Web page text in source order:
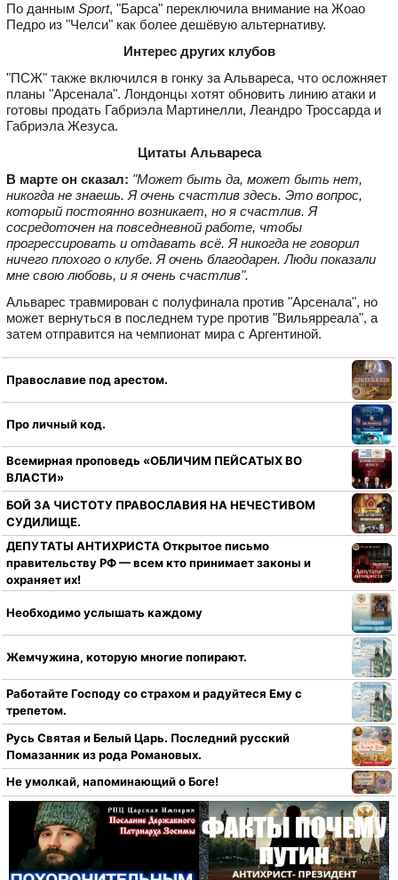
По данным Sport, "Барса" переключила внимание на Жоао
Педро из "Челси" как более дешёвую альтернативу.
Интерес других клубов
"ПСЖ" также включился в гонку за Альвареса, что осложняет
планы "Арсенала". Лондонцы хотят обновить линию атаки и
готовы продать Габриэла Мартинелли, Леандро Троссарда и
Габриэла Жезуса.
Цитаты Альвареса
В марте он сказал: "Может быть да, может быть нет,
никогда не знаешь. Я очень счастлив здесь. Это вопрос,
который постоянно возникает, но я счастлив. Я
сосредоточен на повседневной работе, чтобы
прогрессировать и отдавать всё. Я никогда не говорил
ничего плохого о клубе. Я очень благодарен. Люди показали
мне свою любовь, и я очень счастлив".
Альварес травмирован с полуфинала против "Арсенала", но
может вернуться в последнем туре против "Вильярреала", а
затем отправится на чемпионат мира с Аргентиной.
Православие под арестом.
Про личный код.
Всемирная проповедь «ОБЛИЧИМ ПЕЙСАТЫХ ВО
ВЛАСТИ»
БОЙ ЗА ЧИСТОТУ ПРАВОСЛАВИЯ НА НЕЧЕСТИВОМ
СУДИЛИЩЕ.
ДЕПУТАТЫ АНТИХРИСТА Открытое письмо
правительству РФ — всем кто принимает законы и
охраняет их!
Необходимо услышать каждому
Жемчужина, которую многие попирают.
Работайте Господу со страхом и радуйтеся Ему с
трепетом.
Русь Святая и Белый Царь. Последний русский
Помазанник из рода Романовых.
Не умолкай, напоминающий о Боге!